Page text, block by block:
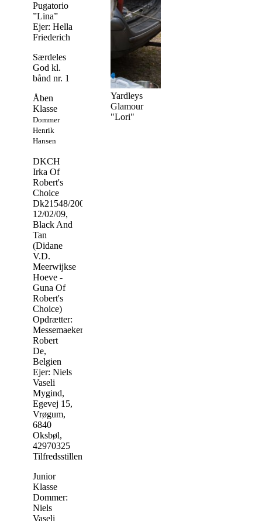
Pugatorio
”Lina”
Ejer: Hella
Friederich
Særdeles
God kl.
bånd nr. 1
Åben
Klasse
Dommer
Henrik
Hansen
DKCH
Irka Of
Robert's
Choice
Dk21548/2009,
12/02/09,
Black And
Tan
(Didane
V.D.
Meerwijkse
Hoeve -
Guna Of
Robert's
Choice)
Opdrætter:
Messemaeker,
Robert
De,
Belgien
Ejer: Niels
Vaseli
Mygind,
Egevej 15,
Vrøgum,
6840
Oksbøl,
42970325
Tilfredsstillende
Junior
Klasse
Dommer:
Niels
Vaseli
Yardleys
Glamour
"Lori"